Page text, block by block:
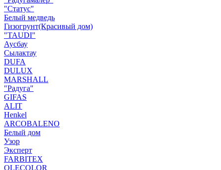
"Статус"
Белый медведь
Гизогрунт(Красивый дом)
"TAUDI"
Аусбау
Сылактау
DUFA
DULUX
MARSHALL
"Радуга"
GIFAS
ALIT
Henkel
ARCOBALENO
Белый дом
Узор
Эксперт
FARBITEX
OLECOLOR